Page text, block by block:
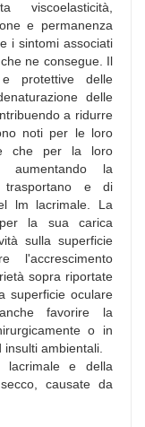
viscoelasticità,
e permanenza
i sintomi associati
ne consegue. Il
protettive delle
delle
a ridurre
noti per le loro
che per la loro
la
trasportano e di
lm lacrimale. La
la sua carica
sulla superficie
l'accrescimento
sopra riportate
superficie oculare
favorire la
o in
ambientali.
lacrimale e della
causate da